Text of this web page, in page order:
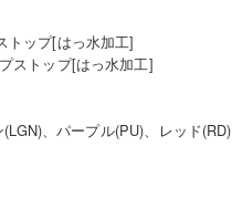
トップ[はっ水加工]
ストップ[はっ水加工]
、パープル(PU)、レッド(RD)